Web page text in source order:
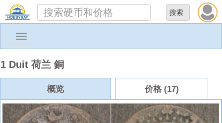
Toggle
1 Duit 荷兰 銅
概览 价格 (17)